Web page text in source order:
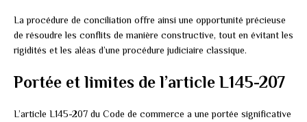
La procédure de conciliation offre ainsi une opportunité précieuse
de résoudre les conflits de manière constructive, tout en évitant les
rigidités et les aléas d’une procédure judiciaire classique.
Portée et limites de l’article L145-207
L’article L145-207 du Code de commerce a une portée significative